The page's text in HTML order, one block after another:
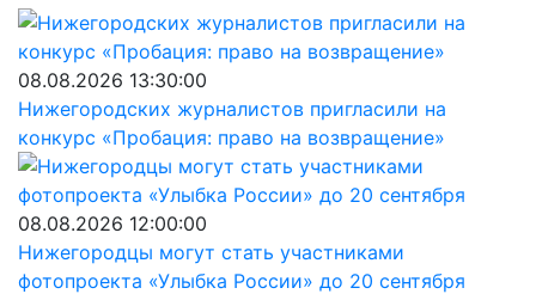
08.08.2026 13:30:00
Нижегородских журналистов пригласили на
конкурс «Пробация: право на возвращение»
08.08.2026 12:00:00
Нижегородцы могут стать участниками
фотопроекта «Улыбка России» до 20 сентября